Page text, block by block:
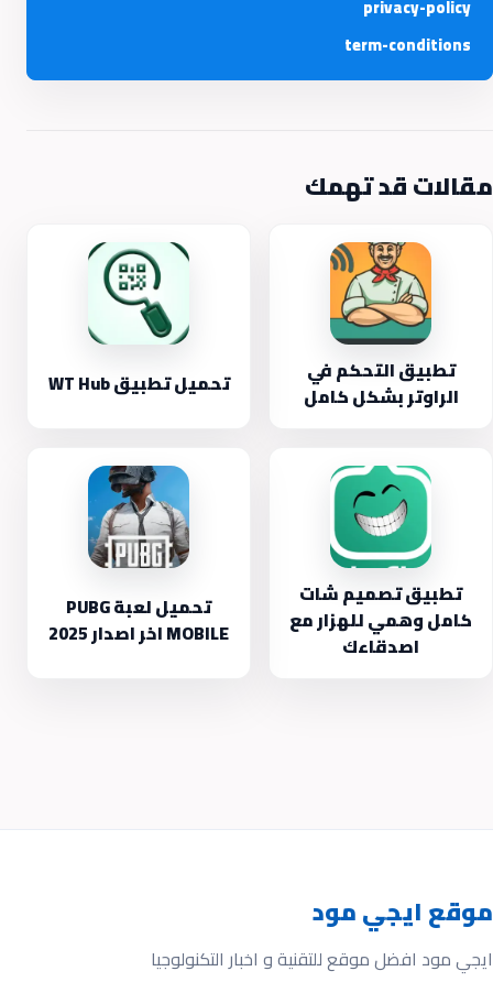
privacy-policy
term-conditions
مقالات قد تهمك
تطبيق التحكم في
الراوتر بشكل كامل
تحميل تطبيق WT Hub
تطبيق تصميم شات
كامل وهمي للهزار مع
اصدقاءك
تحميل لعبة PUBG
MOBILE اخر اصدار 2025
موقع ايجي مود
ايجي مود افضل موقع للتقنية و اخبار التكنولوجيا